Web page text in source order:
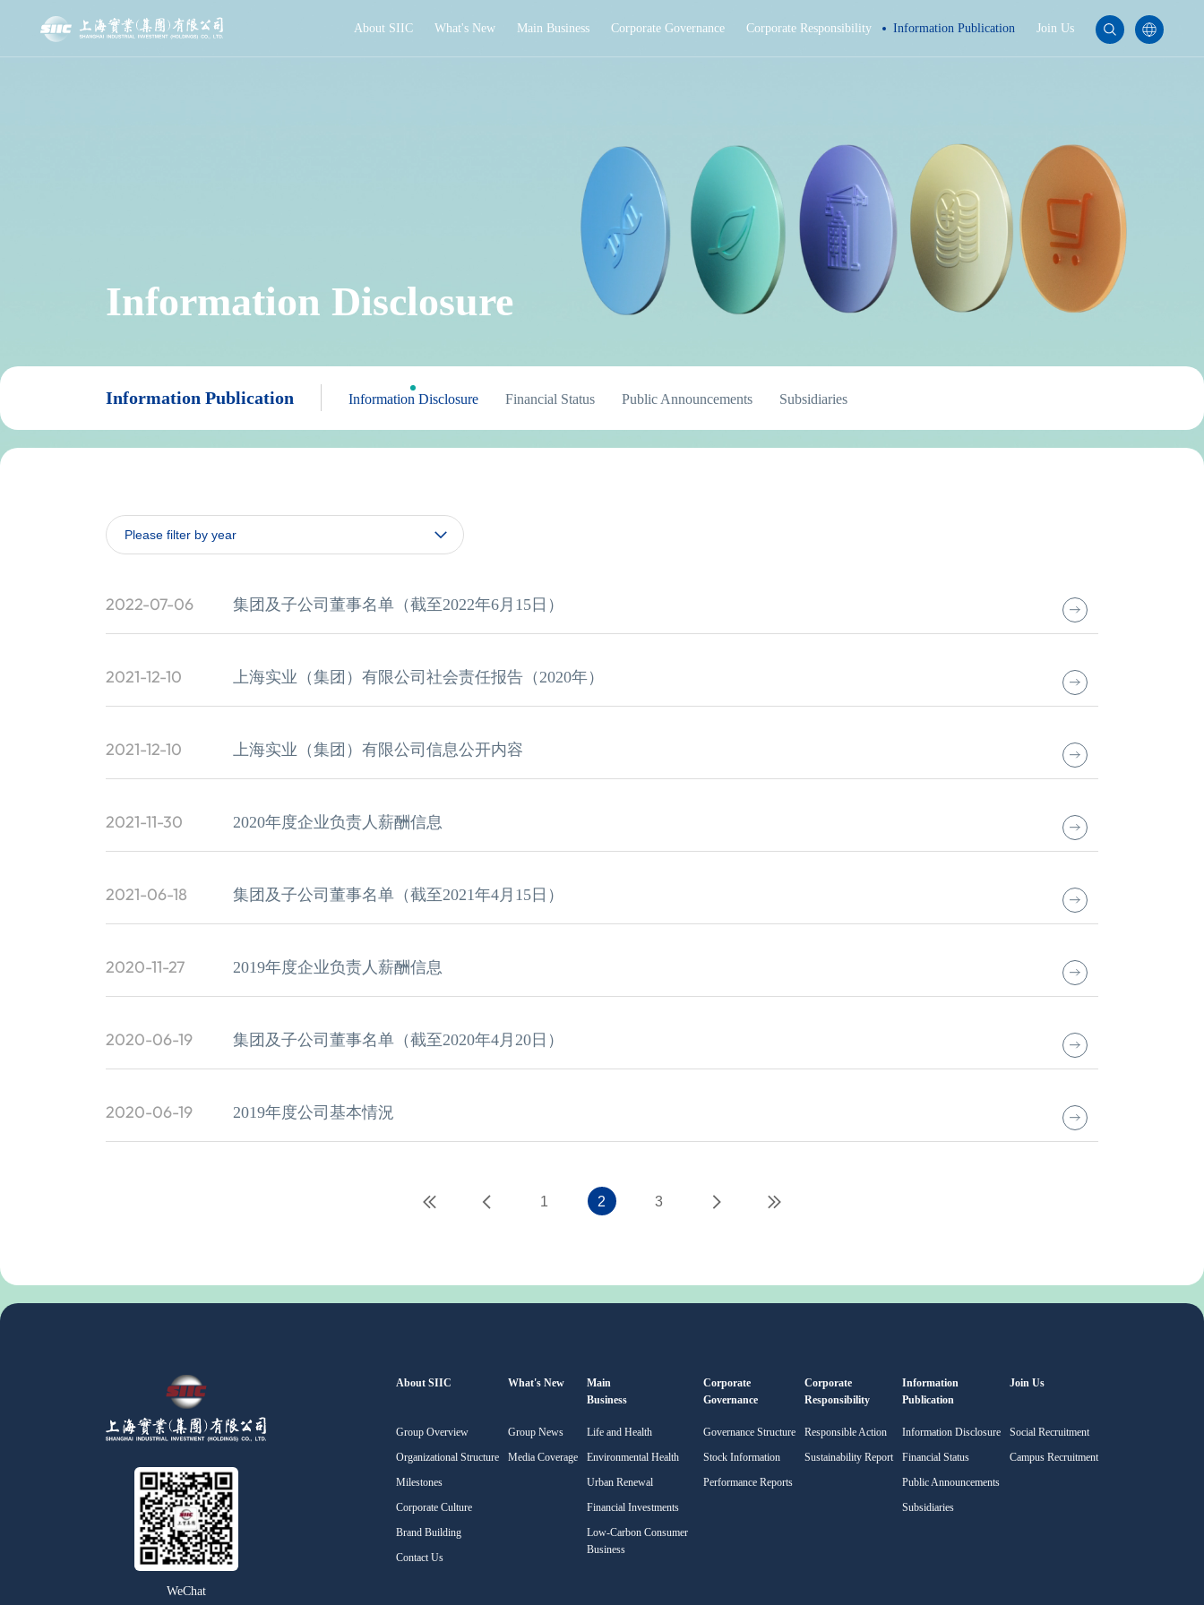
About SIIC What's New Main Business Corporate Governance Corporate Responsibility Information Publication Join Us
Information Disclosure
Information Publication Information Disclosure Financial Status Public Announcements Subsidiaries
2022-07-06 集团及子公司董事名单（截至2022年6月15日）
2021-12-10 上海实业（集团）有限公司社会责任报告（2020年）
2021-12-10 上海实业（集团）有限公司信息公开内容
2021-11-30 2020年度企业负责人薪酬信息
2021-06-18 集团及子公司董事名单（截至2021年4月15日）
2020-11-27 2019年度企业负责人薪酬信息
2020-06-19 集团及子公司董事名单（截至2020年4月20日）
2020-06-19 2019年度公司基本情況
1 2 3
WeChat
About SIIC
Group Overview
Organizational Structure
Milestones
Corporate Culture
Brand Building
Contact Us
What's New
Group News
Media Coverage
Main
Business
Life and Health
Environmental Health
Urban Renewal
Financial Investments
Low-Carbon Consumer
Business
Corporate
Governance
Governance Structure
Stock Information
Performance Reports
Corporate
Responsibility
Responsible Action
Sustainability Report
Information
Publication
Information Disclosure
Financial Status
Public Announcements
Subsidiaries
Join Us
Social Recruitment
Campus Recruitment